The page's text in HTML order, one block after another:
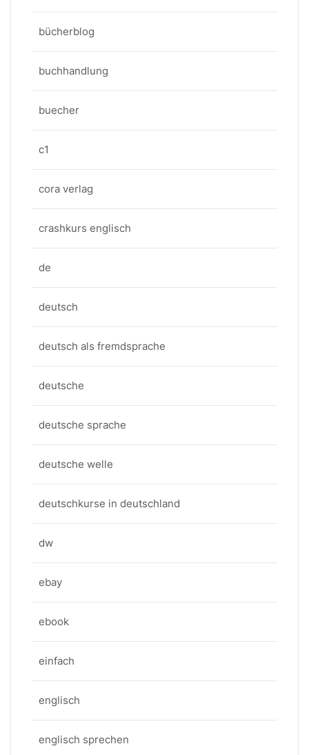
bücherblog
buchhandlung
buecher
c1
cora verlag
crashkurs englisch
de
deutsch
deutsch als fremdsprache
deutsche
deutsche sprache
deutsche welle
deutschkurse in deutschland
dw
ebay
ebook
einfach
englisch
englisch sprechen